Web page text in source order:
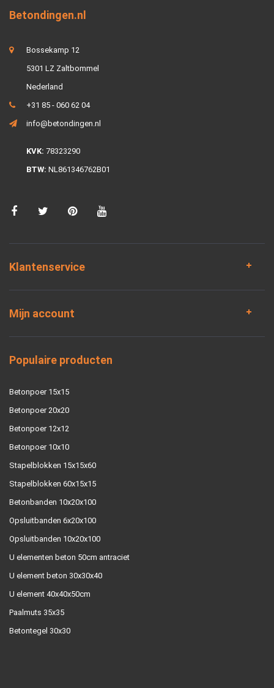
Betondingen.nl
Bossekamp 12
5301 LZ Zaltbommel
Nederland
+31 85 - 060 62 04
info@betondingen.nl
KVK: 78323290
BTW: NL861346762B01
Klantenservice
Mijn account
Populaire producten
Betonpoer 15x15
Betonpoer 20x20
Betonpoer 12x12
Betonpoer 10x10
Stapelblokken 15x15x60
Stapelblokken 60x15x15
Betonbanden 10x20x100
Opsluitbanden 6x20x100
Opsluitbanden 10x20x100
U elementen beton 50cm antraciet
U element beton 30x30x40
U element 40x40x50cm
Paalmuts 35x35
Betontegel 30x30